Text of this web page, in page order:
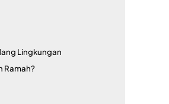
Lingkungan
Ramah?